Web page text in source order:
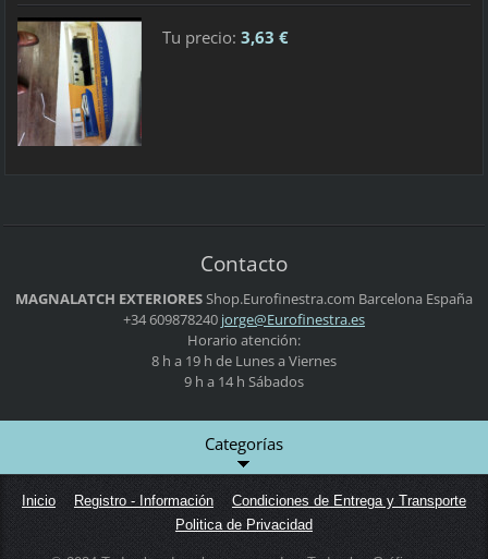
Tu precio: 3,63 €
Contacto
MAGNALATCH EXTERIORESShop.Eurofinestra.com Barcelona España
+34 609878240 jorge@Eurofinestra.es
Horario atención:
8 h a 19 h de Lunes a Viernes
9 h a 14 h Sábados
Categorías
Inicio Registro - Información
Condiciones de Entrega y Transporte
Politica de Privacidad